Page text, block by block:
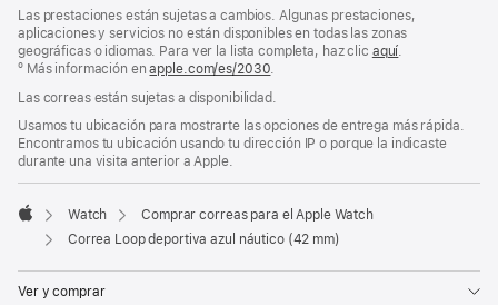
Las prestaciones están sujetas a cambios. Algunas prestaciones,
aplicaciones y servicios no están disponibles en todas las zonas
geográficas o idiomas. Para ver la lista completa, haz clic aquí.
º Más información enapple.com/es/2030.
Las correas están sujetas a disponibilidad.
Usamos tu ubicación para mostrarte las opciones de entrega más rápida.
Encontramos tu ubicación usando tu dirección IP o porque la indicaste
durante una visita anterior a Apple.
Apple
Watch
Comprar correas para el Apple Watch
Correa Loop deportiva azul náutico (42 mm)
Ver y comprar